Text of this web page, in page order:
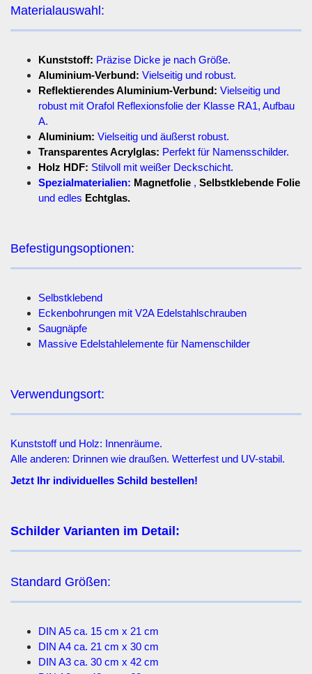
Materialauswahl:
Kunststoff: Präzise Dicke je nach Größe.
Aluminium-Verbund: Vielseitig und robust.
Reflektierendes Aluminium-Verbund: Vielseitig und
robust mit Orafol Reflexionsfolie der Klasse RA1, Aufbau
A.
Aluminium: Vielseitig und äußerst robust.
Transparentes Acrylglas: Perfekt für Namensschilder.
Holz HDF: Stilvoll mit weißer Deckschicht.
Spezialmaterialien: Magnetfolie , Selbstklebende Folie
und edles Echtglas.
Befestigungsoptionen:
Selbstklebend
Eckenbohrungen mit V2A Edelstahlschrauben
Saugnäpfe
Massive Edelstahlelemente für Namenschilder
Verwendungsort:
Kunststoff und Holz: Innenräume.
Alle anderen: Drinnen wie draußen. Wetterfest und UV-stabil.
Jetzt Ihr individuelles Schild bestellen!
Schilder Varianten im Detail:
Standard Größen:
DIN A5 ca. 15 cm x 21 cm
DIN A4 ca. 21 cm x 30 cm
DIN A3 ca. 30 cm x 42 cm